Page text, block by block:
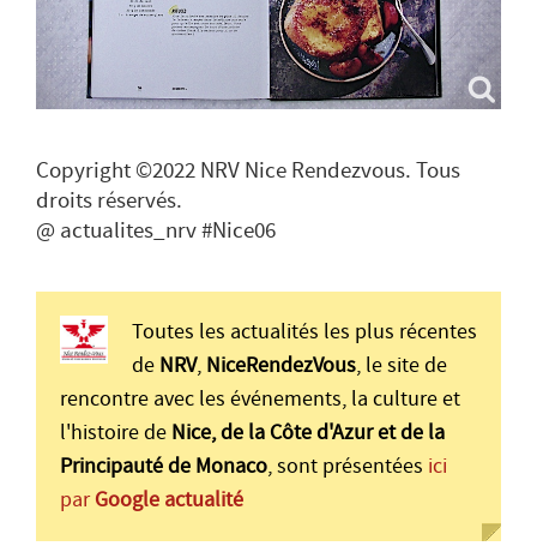
Copyright ©2022 NRV Nice Rendezvous. Tous
droits réservés.
@ actualites_nrv #Nice06
Toutes les actualités les plus récentes
de NRV, NiceRendezVous, le site de
rencontre avec les événements, la culture et
l'histoire de Nice, de la Côte d'Azur et de la
Principauté de Monaco, sont présentées ici
par Google actualité